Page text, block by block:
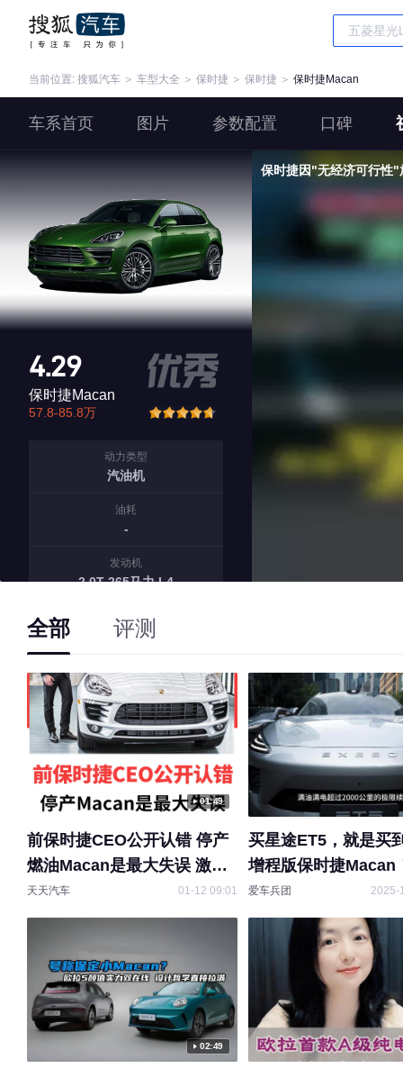
当前位置: 搜狐汽车 ＞ 车型大全 ＞ 保时捷 ＞ 保时捷 ＞ 保时捷Macan
车系首页 图片 参数配置 口碑
4.29
保时捷Macan
57.8-85.8万
动力类型
汽油机
油耗
-
发动机
2.0T 265马力 L4
变速箱
7档双离合
保时捷因"无经济可行性"
全部 评测
01:49
前保时捷CEO公开认错 停产
燃油Macan是最大失误 激进
电动化付出惨重代价
天天汽车 01-12 09:01
买星途ET5，就是买
增程版保时捷Macan
爱车兵团 2025-
02:49